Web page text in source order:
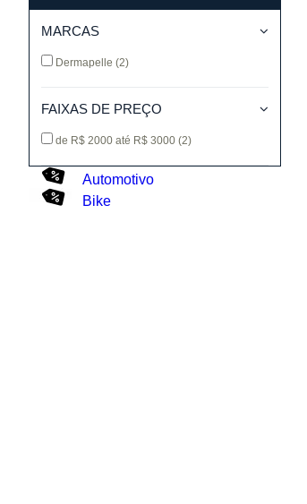
MARCAS
Dermapelle (2)
FAIXAS DE PREÇO
de R$ 2000 até R$ 3000 (2)
Automotivo
Bike